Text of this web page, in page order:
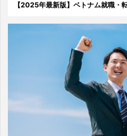
【2025年最新版】ベトナム就職・